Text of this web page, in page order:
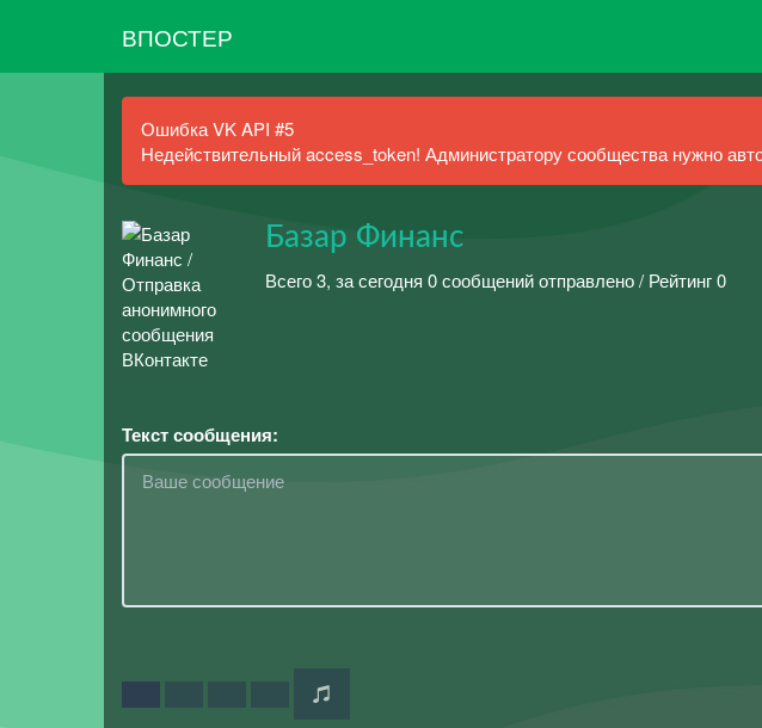
ВПОСТЕР
Ошибка VK API #5
Недействительный access_token! Администратору сообщества нужно
Базар Финанс
Всего 3, за сегодня 0 сообщений отправлено / Рейтинг 0
Текст сообщения: